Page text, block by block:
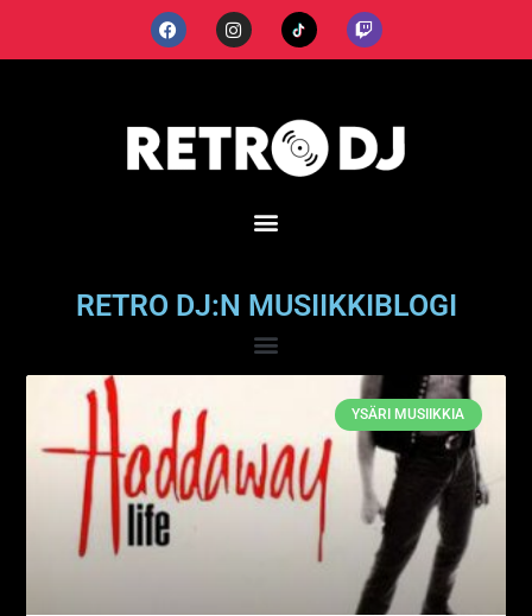
RETRO DJ:N MUSIIKKIBLOGI
YSÄRI MUSIIKKIA